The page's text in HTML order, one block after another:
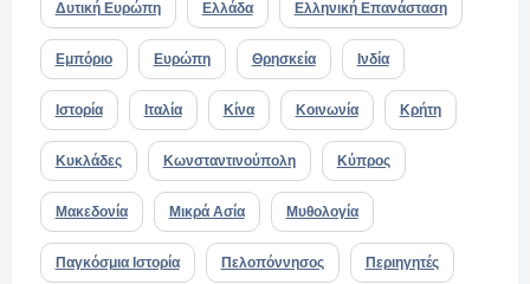
Δυτική Ευρώπη Ελλάδα Ελληνική Επανάσταση
Εμπόριο Ευρώπη Θρησκεία Ινδία
Ιστορία Ιταλία Κίνα Κοινωνία Κρήτη
Κυκλάδες Κωνσταντινούπολη Κύπρος
Μακεδονία Μικρά Ασία Μυθολογία
Παγκόσμια Ιστορία Πελοπόννησος Περιηγητές